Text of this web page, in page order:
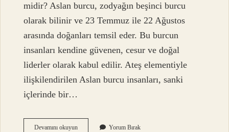
midir? Aslan burcu, zodyağın beşinci burcu
olarak bilinir ve 23 Temmuz ile 22 Ağustos
arasında doğanları temsil eder. Bu burcun
insanları kendine güvenen, cesur ve doğal
liderler olarak kabul edilir. Ateş elementiyle
ilişkilendirilen Aslan burcu insanları, sanki
içlerinde bir…
Devamını okuyunAslan
Yorum Bırak